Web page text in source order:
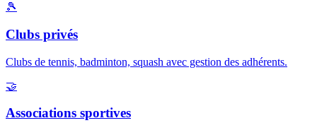
🎾
Clubs privés
Clubs de tennis, badminton, squash avec gestion des adhérents.
🤝
Associations sportives